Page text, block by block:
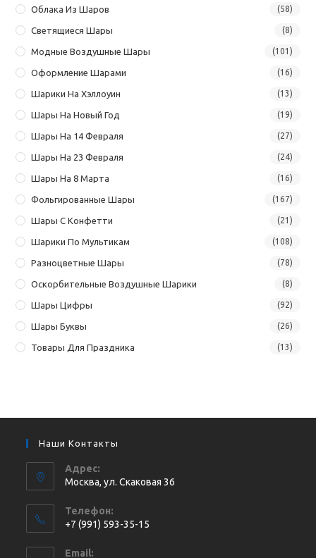
Облака Из Шаров (58)
Светящиеся Шары (8)
Модные Воздушные Шары (101)
Оформление Шарами (16)
Шарики На Хэллоуин (13)
Шары На Новый Год (19)
Шары На 14 Февраля (27)
Шары На 23 Февраля (24)
Шары На 8 Марта (16)
Фольгированные Шары (167)
Шары С Конфетти (21)
Шарики По Мультикам (108)
Разноцветные Шары (78)
Оскорбительные Воздушные Шарики (8)
Шары Цифры (92)
Шары Буквы (26)
Товары Для Праздника (13)
Наши Контакты
Адрес:
Москва, ул. Cкаковая 36
Телефон:
+7 (991) 593-35-15
в
Email: